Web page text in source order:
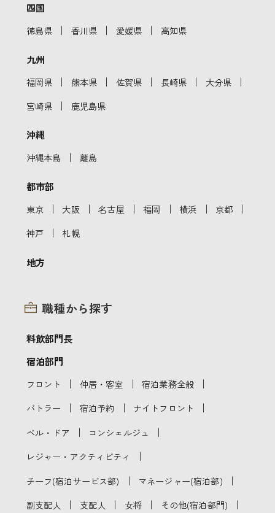
四国
徳島県 ｜ 香川県 ｜ 愛媛県 ｜ 高知県
九州
福岡県 ｜ 熊本県 ｜ 佐賀県 ｜ 長崎県 ｜ 大分県 ｜
宮崎県 ｜ 鹿児島県
沖縄
沖縄本島 ｜ 離島
都市部
東京 ｜ 大阪 ｜ 名古屋 ｜ 福岡 ｜ 横浜 ｜ 京都 ｜
神戸 ｜ 札幌
地方
職種から探す
料飲部門長
宿泊部門
フロント ｜ 仲居・客室 ｜ 宿泊業務全般 ｜
バトラー ｜ 宿泊予約 ｜ ナイトフロント ｜
ベル・ドア ｜ コンシェルジュ ｜
レジャー・アクティビティ ｜
チーフ(宿泊サービス部) ｜ マネージャー(宿泊部) ｜
副支配人 ｜ 支配人 ｜ 女将 ｜ その他(宿泊部門) ｜